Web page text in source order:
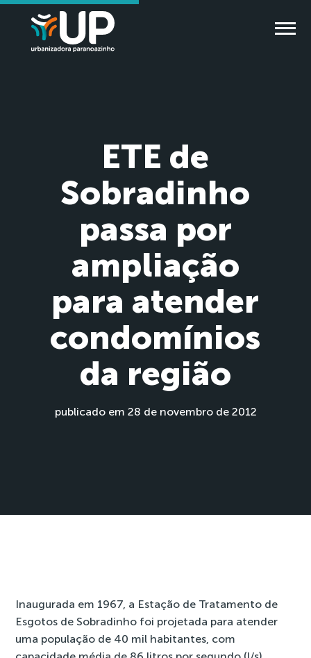
ETE de
Sobradinho
passa por
ampliação
para atender
condomínios
da região
publicado em 28 de novembro de 2012
Inaugurada em 1967, a Estação de Tratamento de
Esgotos de Sobradinho foi projetada para atender
uma população de 40 mil habitantes, com